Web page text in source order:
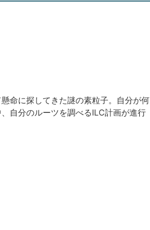
命に探してきた謎の素粒子。自分が何
自分のルーツを調べるILC計画が進行